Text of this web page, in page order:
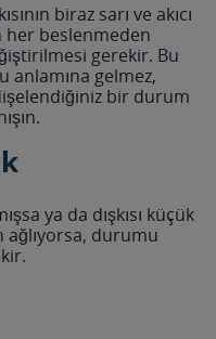
biraz sarı ve akıcı
her beslenmeden
gerekir. Bu
gelmez,
bir durum
ya da dışkısı küçük
ağlıyorsa, durumu